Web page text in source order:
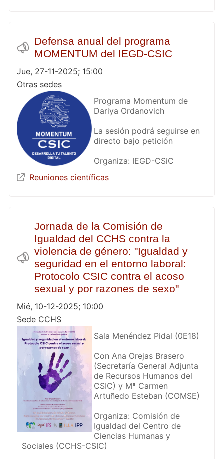
Defensa anual del programa
MOMENTUM del IEGD-CSIC
Jue, 27-11-2025; 15:00
Otras sedes
Programa Momentum de
Dariya Ordanovich
La sesión podrá seguirse en
directo bajo petición
Organiza: IEGD-CSiC
Reuniones científicas
Jornada de la Comisión de
Igualdad del CCHS contra la
violencia de género: "Igualdad y
seguridad en el entorno laboral:
Protocolo CSIC contra el acoso
sexual y por razones de sexo"
Mié, 10-12-2025; 10:00
Sede CCHS
Sala Menéndez Pidal (0E18)
Con Ana Orejas Brasero
(Secretaría General Adjunta
de Recursos Humanos del
CSIC) y Mª Carmen
Artuñedo Esteban (COMSE)
Organiza: Comisión de
Igualdad del Centro de
Ciencias Humanas y
Sociales (CCHS-CSIC)